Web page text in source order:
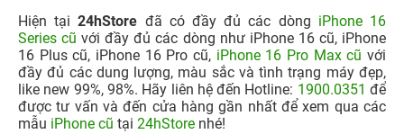
Hiện tại24hStore đã có đầy đủ các dòng iPhone 16
Series cũ với đầy đủ các dòng như iPhone 16 cũ, iPhone
16 Plus cũ, iPhone 16 Pro cũ, iPhone 16 Pro Max cũ với
đầy đủ các dung lượng, màu sắc và tình trạng máy đẹp,
like new 99%, 98%. Hãy liên hệ đến Hotline: 1900.0351 để
được tư vấn và đến cửa hàng gần nhất để xem qua các
mẫu iPhone cũ tại 24hStore nhé!